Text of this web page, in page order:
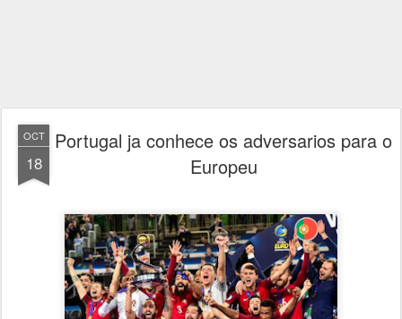
OCT
18
Portugal ja conhece os adversarios para o
Europeu